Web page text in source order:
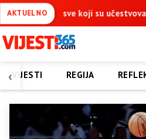
AKTUELNO
koji su učestvovali u ovoj borbi
‹VIJESTI REGIJA